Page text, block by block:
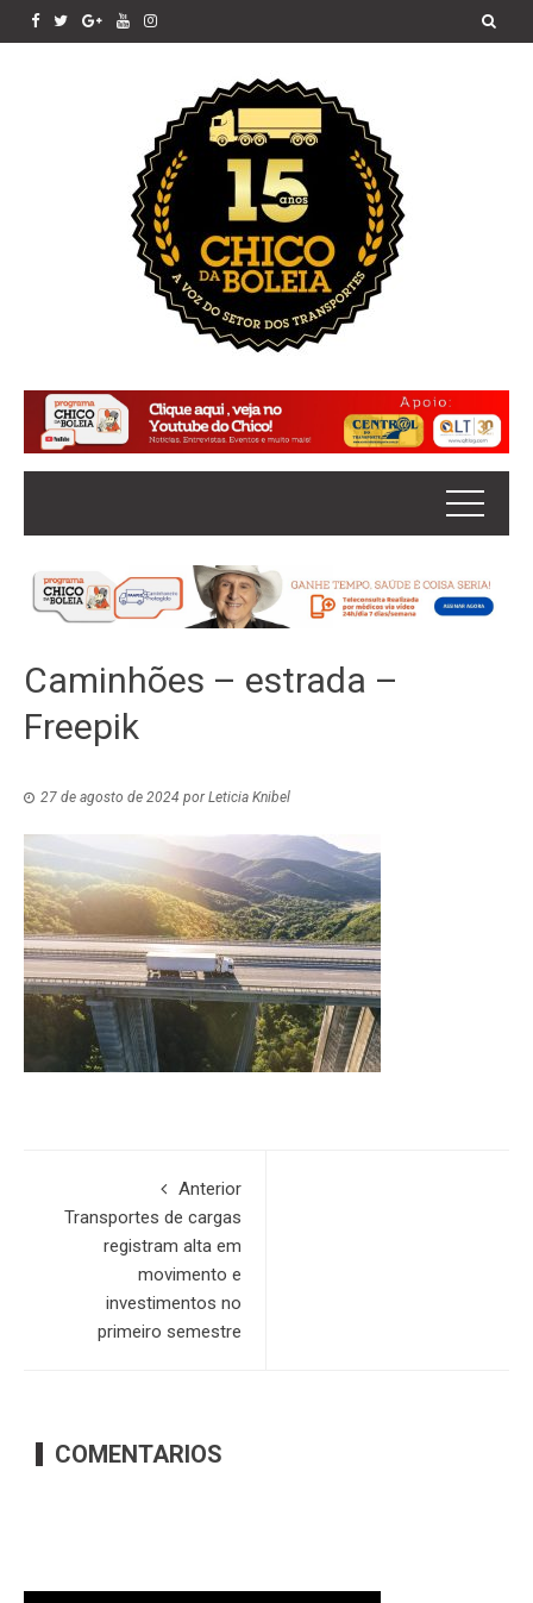
Caminhões – estrada –
Freepik
27 de agosto de 2024 porLeticia Knibel
Anterior
Transportes de cargas
registram alta em
movimento e
investimentos no
primeiro semestre
COMENTARIOS